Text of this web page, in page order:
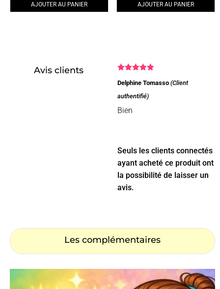
AJOUTER AU PANIER AJOUTER AU PANIER
Avis clients
5
Delphine Tomasso (Client
authentifié)
Bien
Seuls les clients connectés
ayant acheté ce produit ont
la possibilité de laisser un
avis.
Les complémentaires